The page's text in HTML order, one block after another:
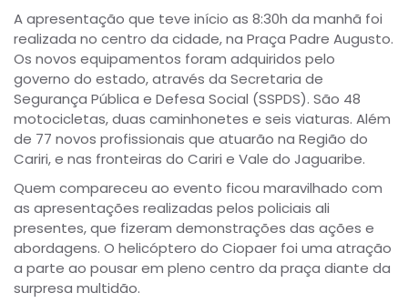
A apresentação que teve início as 8:30h da manhã foi
realizada no centro da cidade, na Praça Padre Augusto.
Os novos equipamentos foram adquiridos pelo
governo do estado, através da Secretaria de
Segurança Pública e Defesa Social (SSPDS). São 48
motocicletas, duas caminhonetes e seis viaturas. Além
de 77 novos profissionais que atuarão na Região do
Cariri, e nas fronteiras do Cariri e Vale do Jaguaribe.
Quem compareceu ao evento ficou maravilhado com
as apresentações realizadas pelos policiais ali
presentes, que fizeram demonstrações das ações e
abordagens. O helicóptero do Ciopaer foi uma atração
a parte ao pousar em pleno centro da praça diante da
surpresa multidão.